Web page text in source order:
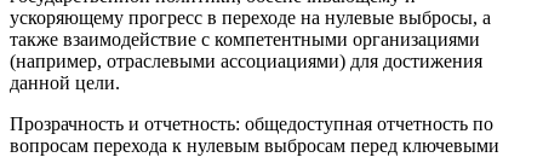
ускоряющему прогресс в переходе на нулевые выбросы, а
также взаимодействие с компетентными организациями
(например, отраслевыми ассоциациями) для достижения
данной цели.
Прозрачность и отчетность: общедоступная отчетность по
вопросам перехода к нулевым выбросам перед ключевыми